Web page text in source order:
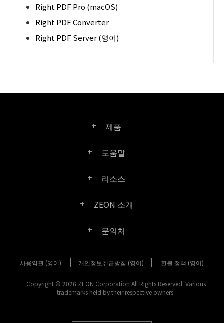
Right PDF Pro (macOS)
Right PDF Converter
Right PDF Server (영어)
제품
Right PDF Pro
도움말
FAQ
리소스
제품/라이선스 비교
SDK 리소스 (Right PDF Server 용)
이전 버전 다운로드
ZEON 소개
회사 소개
미디어 보도
고객성공사례
문의처
구매 문의
고객 센터
사용약관 (영어) 개인정보취급방침 (영어) 환불 정책 (영어)
Copyright © 2026 ZEON Corporation All Rights Reserved. Various
trademarks held by their respective owners.